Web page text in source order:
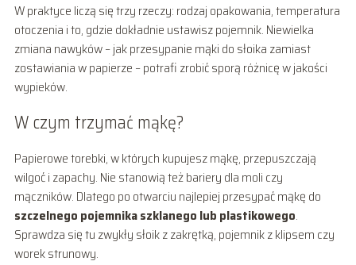
W praktyce liczą się trzy rzeczy: rodzaj opakowania, temperatura
otoczenia i to, gdzie dokładnie ustawisz pojemnik. Niewielka
zmiana nawyków – jak przesypanie mąki do słoika zamiast
zostawiania w papierze – potrafi zrobić sporą różnicę w jakości
wypieków.
W czym trzymać mąkę?
Papierowe torebki, w których kupujesz mąkę, przepuszczają
wilgoć i zapachy. Nie stanowią też bariery dla moli czy
mączników. Dlatego po otwarciu najlepiej przesypać mąkę do
szczelnego pojemnika szklanego lub plastikowego.
Sprawdza się tu zwykły słoik z zakrętką, pojemnik z klipsem czy
worek strunowy.